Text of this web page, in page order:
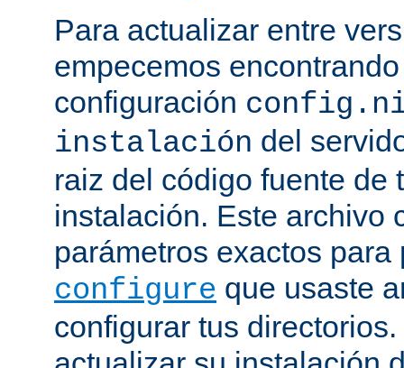
Para actualizar entre
empecemos
configuración
instalación del
raiz del código fuente de
instalación. Este archivo
parámetros exactos para
configure que usaste
configurar tus